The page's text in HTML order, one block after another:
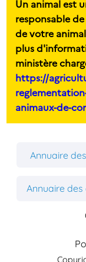
Un animal est
responsable
de votre
plus
ministère
https://
animaux-de-
Annuaire
Annuaire